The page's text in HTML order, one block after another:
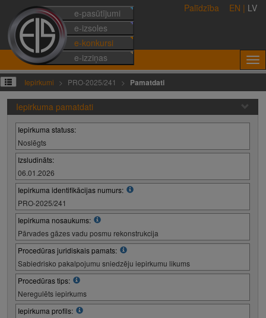
e-pasūtījumi
e-izsoles
e-konkursi
e-izziņas
Palīdzība EN | LV
Iepirkumi PRO-2025/241 Pamatdati
Iepirkuma pamatdati
Iepirkuma statuss:
Noslēgts
Izsludināts:
06.01.2026
Iepirkuma identifikācijas numurs:
PRO-2025/241
Iepirkuma nosaukums:
Pārvades gāzes vadu posmu rekonstrukcija
Procedūras juridiskais pamats:
Sabiedrisko pakalpojumu sniedzēju iepirkumu likums
Procedūras tips:
Neregulēts iepirkums
Iepirkuma profils: